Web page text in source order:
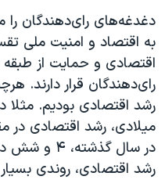
قانون شفافیت دارائی کادر
اعتراضات مردمی آبان ۹۸
اسرائیل در جنگ
نرگس محمدی برنده جایزه
همایش محافظه‌کاران
صفحه‌های ویژه
سفر پرزیدنت ترامپ به چین
دغدغه‌های رای‌دهندگان
به اقتصاد و امنیت ملی
اقتصادی و حمایت از
رای‌دهندگان قرار دارند.
رشد اقتصادی بودیم.
میلادی، رشد اقتصادی در
در سال
رشد اقتصادی، روندی بسیار